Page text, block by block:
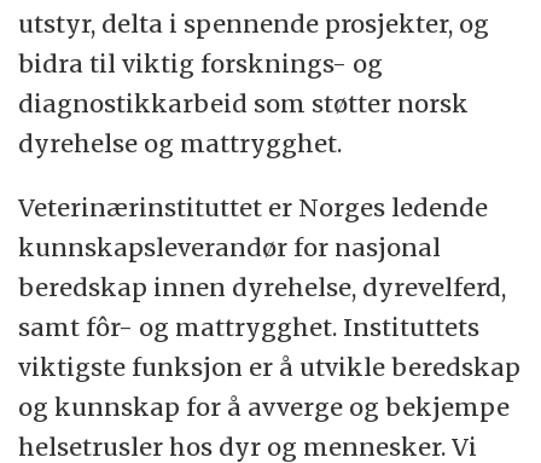
mot helsen til dyr, fisk, mennesker og miljø.
Sammen med myndigheter og næringsliv
arbeider vi også strategisk for god
dyrevelferd, trygg mat og bærekraftige
Veterinærinstituttet er et nasjonalt
referanselaboratorium på over 30 områder
og internasjonalt referansesenter for
Verdens dyrehelseorganisasjon (WOAH) på
flere områder.
utstyr, delta i spennende prosjekter, og
bidra til viktig forsknings- og
diagnostikkarbeid som støtter norsk
dyrehelse og mattrygghet.
Veterinærinstituttet er Norges ledende
kunnskapsleverandør for nasjonal
beredskap innen dyrehelse, dyrevelferd,
samt fôr- og mattrygghet. Instituttets
viktigste funksjon er å utvikle beredskap
og kunnskap for å avverge og bekjempe
helsetrusler hos dyr og mennesker. Vi